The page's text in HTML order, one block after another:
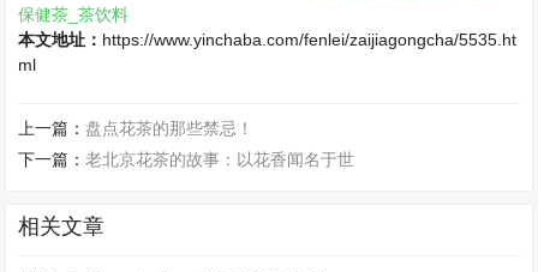
保健茶_茶饮料
本文地址： https://www.yinchaba.com/fenlei/zaijiagongcha/5535.ht
ml
上一篇： 盘点花茶的那些禁忌！
下一篇：老北京花茶的故事：以花香闻名于世
相关文章